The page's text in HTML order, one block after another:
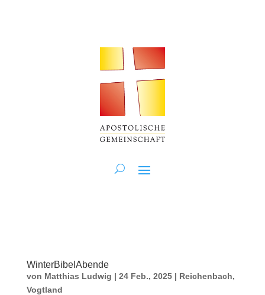
WinterBibelAbende
von Matthias Ludwig | 24 Feb., 2025| Reichenbach,
Vogtland